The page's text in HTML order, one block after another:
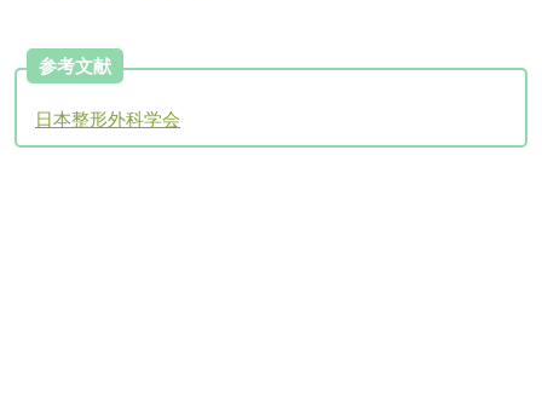
参考文献
日本整形外科学会